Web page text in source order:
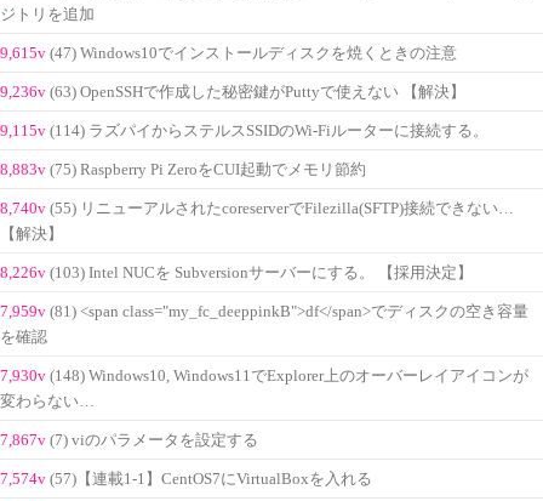
ジトリを追加
9,615v (47) Windows10でインストールディスクを焼くときの注意
9,236v (63) OpenSSHで作成した秘密鍵がPuttyで使えない 【解決】
9,115v (114) ラズパイからステルスSSIDのWi-Fiルーターに接続する。
8,883v (75) Raspberry Pi ZeroをCUI起動でメモリ節約
8,740v (55) リニューアルされたcoreserverでFilezilla(SFTP)接続できない…
【解決】
8,226v (103) Intel NUCを Subversionサーバーにする。 【採用決定】
7,959v (81) <span class="my_fc_deeppinkB">df</span>でディスクの空き容量
を確認
7,930v (148) Windows10, Windows11でExplorer上のオーバーレイアイコンが
変わらない…
7,867v (7) viのパラメータを設定する
7,574v (57)【連載1-1】CentOS7にVirtualBoxを入れる